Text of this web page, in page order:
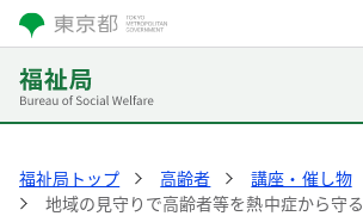
福祉局トップ 高齢者
講座・催し物
地域の見守りで高齢者等を熱中症から守る